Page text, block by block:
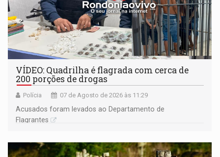
VÍDEO: Quadrilha é flagrada com cerca de
200 porções de drogas
Polícia 07 de Agosto de 2026 às 11:29
Acusados foram levados ao Departamento de
Flagrantes